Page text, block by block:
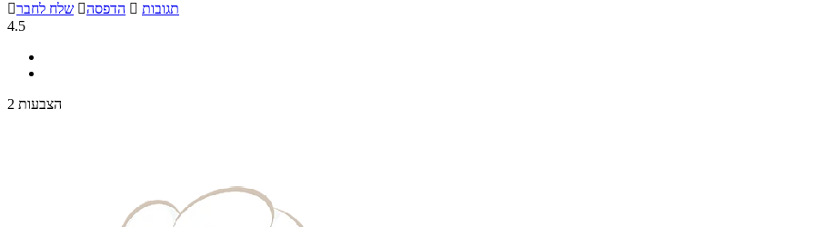
שלח לחבר הדפסה  תגובות
4.5
2 הצבעות